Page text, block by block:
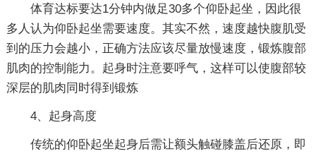
体育达标要达1分钟内做足30多个仰卧起坐，因此很
多人认为仰卧起坐需要速度。其实不然，速度越快腹肌受
到的压力会越小，正确方法应该尽量放慢速度，锻炼腹部
肌肉的控制能力。起身时注意要呼气，这样可以使腹部较
深层的肌肉同时得到锻炼
4、起身高度
传统的仰卧起坐起身后需让额头触碰膝盖后还原，即